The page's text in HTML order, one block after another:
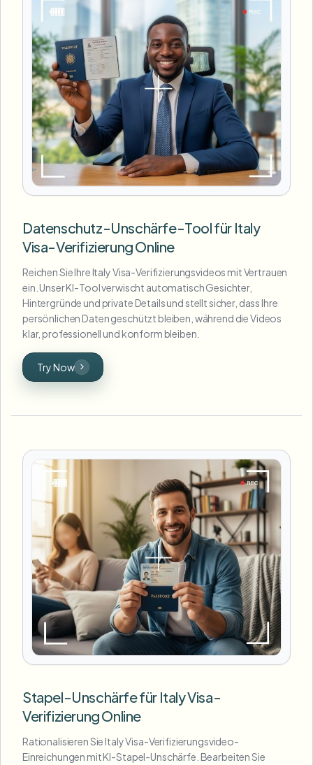
Datenschutz-Unschärfe-Tool für Italy
Visa-Verifizierung Online
Reichen Sie Ihre Italy Visa-Verifizierungsvideos mit Vertrauen
ein. Unser KI-Tool verwischt automatisch Gesichter,
Hintergründe und private Details und stellt sicher, dass Ihre
persönlichen Daten geschützt bleiben, während die Videos
klar, professionell und konform bleiben.
Try Now
Stapel-Unschärfe für Italy Visa-
Verifizierung Online
Rationalisieren Sie Italy Visa-Verifizierungsvideo-
Einreichungen mit KI-Stapel-Unschärfe. Bearbeiten Sie